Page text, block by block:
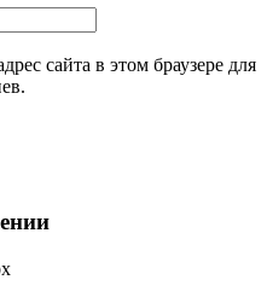
сайта в этом браузере для